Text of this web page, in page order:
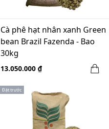
Cà phê hạt nhân xanh Green
bean Brazil Fazenda - Bao
30kg
13.050.000 ₫
Đặt trước